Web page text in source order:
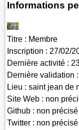
Informations
Titre : Membre
Inscription : 27/02/
Dernière activité :
Dernière validation :
Lieu : saint jean de
Site Web : non
Github : non précisé
Twitter : non précisé